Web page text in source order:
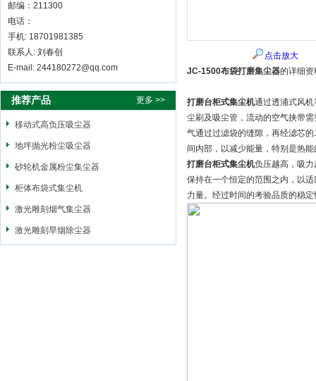
邮编：211300
电话：
手机: 18701981385
联系人: 刘春创
E-mail: 244180272@qq.com
推荐产品 更多 >>
移动式高负压吸尘器
地坪抛光粉尘吸尘器
砂轮机金属粉尘集尘器
柜体布袋式集尘机
激光雕刻烟气集尘器
激光雕刻旱烟除尘器
点击放大
JC-1500布袋打磨集尘器的详细资
打磨台柜式集尘机通过透浦式风
尘刷及吸尘管，流动的空气挟带
气通过过滤袋的缝隙，再经滤芯
间内部，以减少能量，特别是热
打磨台柜式集尘机负压越高，吸
保持在一个恒定的范围之内，以
力量。经过时间的考验品质的稳